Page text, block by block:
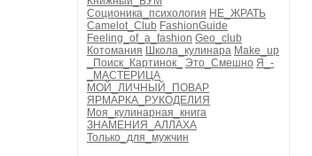
Соционика_психология НЕ_ЖРАТЬ
Camelot_Club FashionGuide
Feeling_of_a_fashion Geo_club
Котомания Школа_кулинара Make_up
_Поиск_Картинок_
Это_Смешно Я_-
_МАСТЕРИЦА
МОЙ_ЛИЧНЫЙ_ПОВАР
ЯРМАРКА_РУКОДЕЛИЯ
Моя_кулинарная_книга
ЗНАМЕНИЯ_АЛЛАХА
Только_для_мужчин